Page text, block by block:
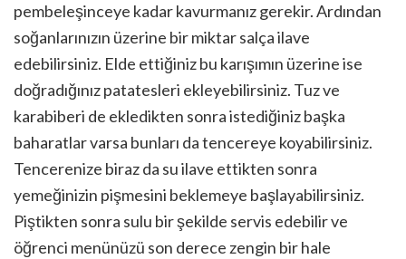
pembeleşinceye kadar kavurmanız gerekir. Ardından
soğanlarınızın üzerine bir miktar salça ilave
edebilirsiniz. Elde ettiğiniz bu karışımın üzerine ise
doğradığınız patatesleri ekleyebilirsiniz. Tuz ve
karabiberi de ekledikten sonra istediğiniz başka
baharatlar varsa bunları da tencereye koyabilirsiniz.
Tencerenize biraz da su ilave ettikten sonra
yemeğinizin pişmesini beklemeye başlayabilirsiniz.
Piştikten sonra sulu bir şekilde servis edebilir ve
öğrenci menünüzü son derece zengin bir hale